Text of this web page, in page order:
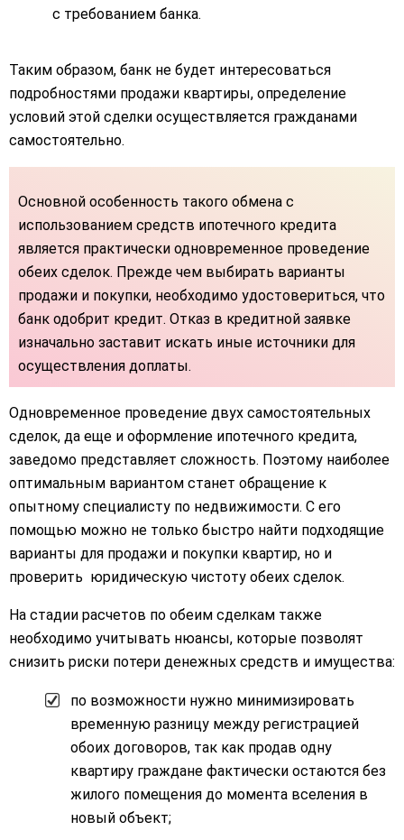
с требованием банка.
Таким образом, банк не будет интересоваться
подробностями продажи квартиры, определение
условий этой сделки осуществляется гражданами
самостоятельно.
Основной особенность такого обмена с
использованием средств ипотечного кредита
является практически одновременное проведение
обеих сделок. Прежде чем выбирать варианты
продажи и покупки, необходимо удостовериться, что
банк одобрит кредит. Отказ в кредитной заявке
изначально заставит искать иные источники для
осуществления доплаты.
Одновременное проведение двух самостоятельных
сделок, да еще и оформление ипотечного кредита,
заведомо представляет сложность. Поэтому наиболее
оптимальным вариантом станет обращение к
опытному специалисту по недвижимости. С его
помощью можно не только быстро найти подходящие
варианты для продажи и покупки квартир, но и
проверить юридическую чистоту обеих сделок.
На стадии расчетов по обеим сделкам также
необходимо учитывать нюансы, которые позволят
снизить риски потери денежных средств и имущества:
по возможности нужно минимизировать
временную разницу между регистрацией
обоих договоров, так как продав одну
квартиру граждане фактически остаются без
жилого помещения до момента вселения в
новый объект;